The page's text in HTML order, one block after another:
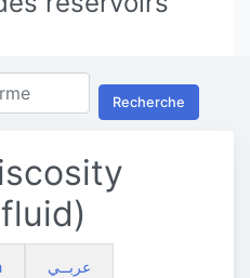
Recherche
عربــي